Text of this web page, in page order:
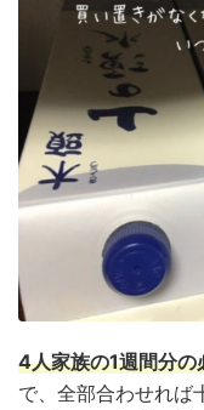
4人家族の1週間分
で、全部合わせれば